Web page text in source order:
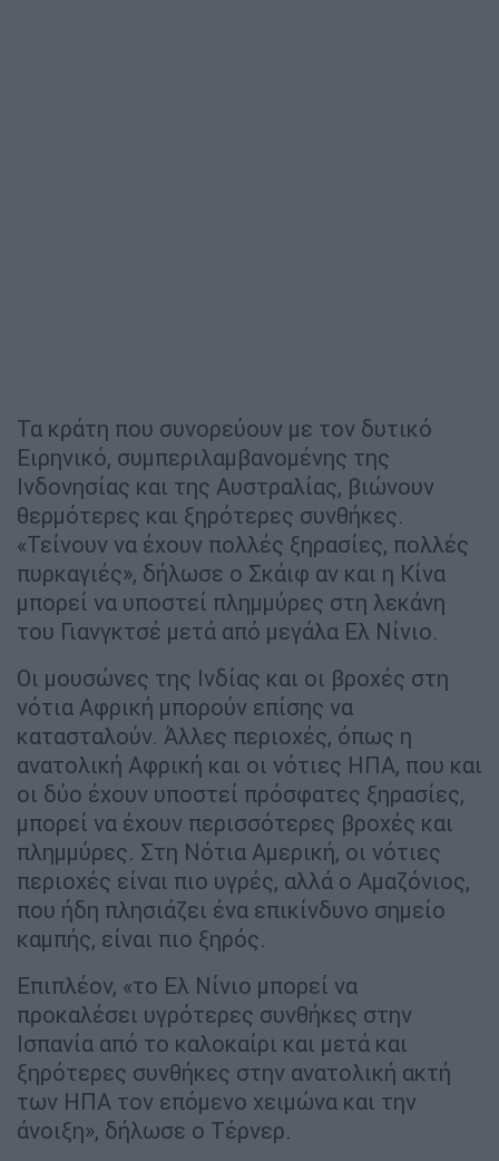
Τα κράτη που συνορεύουν με τον δυτικό
Ειρηνικό, συμπεριλαμβανομένης της
Ινδονησίας και της Αυστραλίας, βιώνουν
θερμότερες και ξηρότερες συνθήκες.
«Τείνουν να έχουν πολλές ξηρασίες, πολλές
πυρκαγιές», δήλωσε ο Σκάιφ αν και η Κίνα
μπορεί να υποστεί πλημμύρες στη λεκάνη
του Γιανγκτσέ μετά από μεγάλα Ελ Νίνιο.
Οι μουσώνες της Ινδίας και οι βροχές στη
νότια Αφρική μπορούν επίσης να
κατασταλούν. Άλλες περιοχές, όπως η
ανατολική Αφρική και οι νότιες ΗΠΑ, που και
οι δύο έχουν υποστεί πρόσφατες ξηρασίες,
μπορεί να έχουν περισσότερες βροχές και
πλημμύρες. Στη Νότια Αμερική, οι νότιες
περιοχές είναι πιο υγρές, αλλά ο Αμαζόνιος,
που ήδη πλησιάζει ένα επικίνδυνο σημείο
καμπής, είναι πιο ξηρός.
Επιπλέον, «το Ελ Νίνιο μπορεί να
προκαλέσει υγρότερες συνθήκες στην
Ισπανία από το καλοκαίρι και μετά και
ξηρότερες συνθήκες στην ανατολική ακτή
των ΗΠΑ τον επόμενο χειμώνα και την
άνοιξη», δήλωσε ο Tέρνερ.